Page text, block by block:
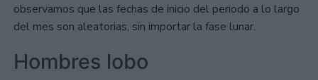
observamos que las fechas de inicio del periodo a lo largo
del mes son aleatorias, sin importar la fase lunar.
Hombres lobo